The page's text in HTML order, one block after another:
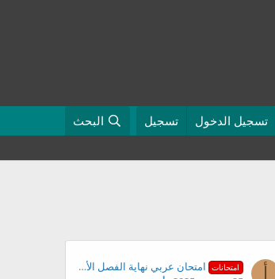
تسجيل الدخول تسجيل البحث
أ امتحانات امتحان عربي نهاية الفصل الأول للصف الأول